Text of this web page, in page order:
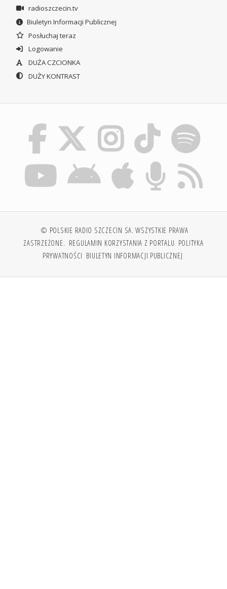
radioszczecin.tv
Biuletyn Informacji Publicznej
Posłuchaj teraz
Logowanie
DUŻA CZCIONKA
DUŻY KONTRAST
© POLSKIE RADIO SZCZECIN SA. WSZYSTKIE PRAWA
ZASTRZEŻONE. REGULAMIN KORZYSTANIA Z PORTALU POLITYKA
PRYWATNOŚCI BIULETYN INFORMACJI PUBLICZNEJ